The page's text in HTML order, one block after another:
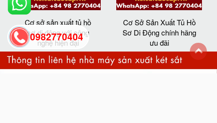
Cơ sở sản xuất tủ hồ
sơ di động với công
nghệ hiện đại
Cơ Sở Sản Xuất Tủ Hồ
Sơ Di Động chính hãng
ưu đãi
0982770404
back